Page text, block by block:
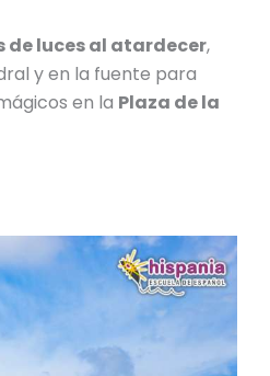
de luces al atardecer,
y en la fuente para
en la Plaza de la